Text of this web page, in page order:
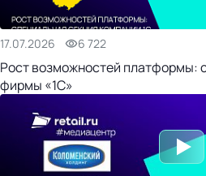
17.07.2026 6 722
Рост возможностей платформы:
фирмы «1С»